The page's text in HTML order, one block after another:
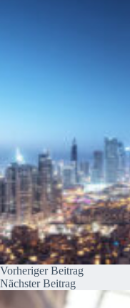
VorherigerBeitrag
NächsterBeitrag